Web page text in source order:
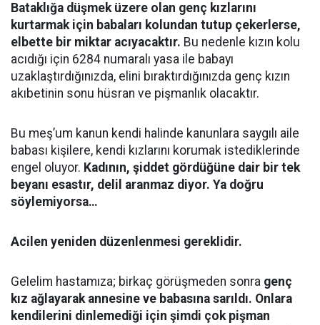
Bataklığa düşmek üzere olan genç kızlarını
kurtarmak için babaları kolundan tutup çekerlerse,
elbette bir miktar acıyacaktır. Bu nedenle kızın kolu
acıdığı için 6284 numaralı yasa ile babayı
uzaklaştırdığınızda, elini bıraktırdığınızda genç kızın
akıbetinin sonu hüsran ve pişmanlık olacaktır.
Bu meş’um kanun kendi halinde kanunlara saygılı aile
babası kişilere, kendi kızlarını korumak istediklerinde
engel oluyor. Kadının, şiddet gördüğüne dair bir tek
beyanı esastır, delil aranmaz diyor. Ya doğru
söylemiyorsa…
Acilen yeniden düzenlenmesi gereklidir.
Gelelim hastamıza; birkaç görüşmeden sonra genç
kız ağlayarak annesine ve babasına sarıldı. Onlara
kendilerini dinlemediği için şimdi çok pişman